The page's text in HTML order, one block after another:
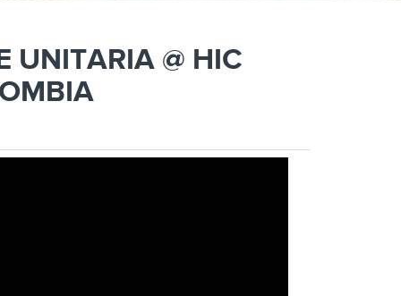
UNITARIA @ HIC